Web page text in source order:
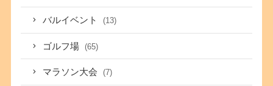
バルイベント (13)
ゴルフ場 (65)
マラソン大会 (7)